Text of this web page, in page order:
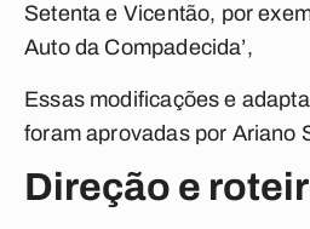
Setenta e Vicentão, por
Auto da Compadecida’,
Essas modificações e
foram aprovadas por Ariano
Direção e